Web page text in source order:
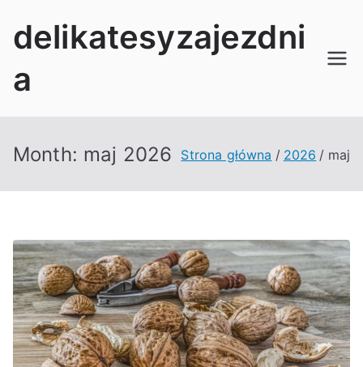
dodelikatesyzajezdni
a
Month: maj 2026 Strona główna 2026 maj